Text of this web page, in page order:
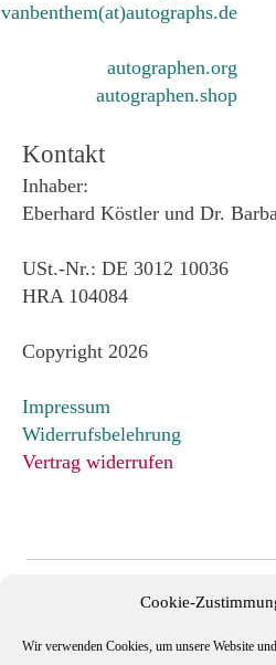
Cookie-
Wir verwenden Cookies, um unsere Website
vanbenthem(at)autographs.de
autographen.org
autographen.shop
Kontakt
Inhaber:
Eberhard Köstler und Dr.
USt.-Nr.: DE 3012 10036
HRA 104084
Copyright 2026
Impressum
Widerrufsbelehrung
Vertrag widerrufen